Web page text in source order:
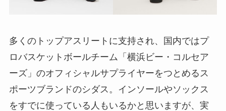
多くのトップアスリートに支持され、国内ではプ
ロバスケットボールチーム「横浜ビー・コルセア
ーズ」のオフィシャルサプライヤーをつとめるス
ポーツブランドのシダス。インソールやソックス
をすでに使っている人もいるかと思いますが、実